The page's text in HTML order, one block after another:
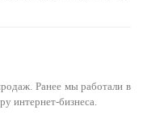
Ранее мы работали в
интернет-бизнеса.